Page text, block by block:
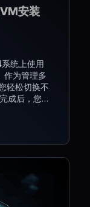
安装
统上使用
作为管理多
轻松切换不
成后，您的